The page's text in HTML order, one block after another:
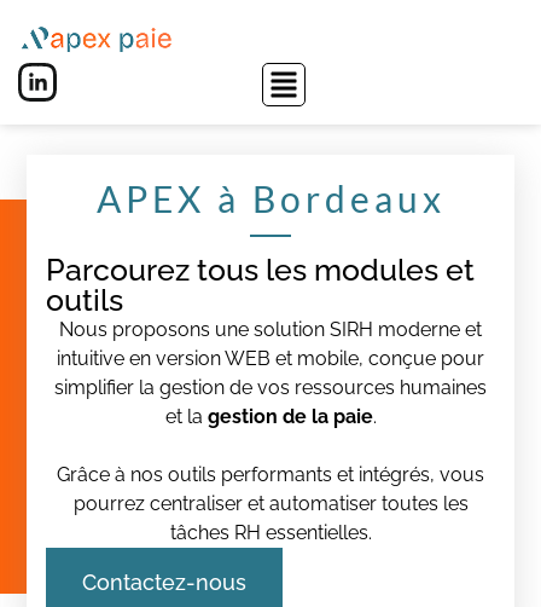
APEX à Bordeaux
Parcourez tous les modules et
outils
Nous proposons une solution SIRH moderne et
intuitive en version WEB et mobile, conçue pour
simplifier la gestion de vos ressources humaines
et la gestion de la paie.
Grâce à nos outils performants et intégrés, vous
pourrez centraliser et automatiser toutes les
tâches RH essentielles.
Contactez-nous